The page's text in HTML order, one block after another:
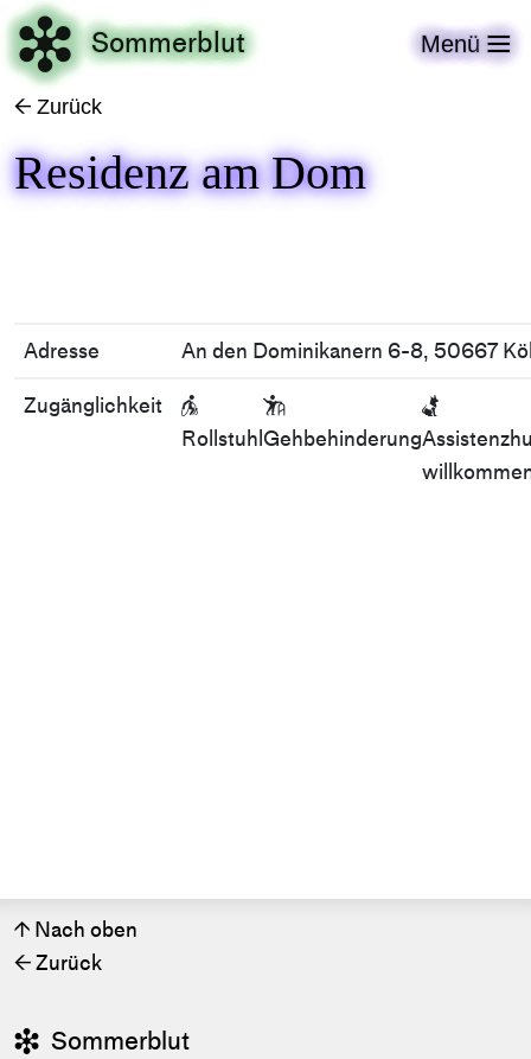
 Sommerblut Menü 
← Zurück
Residenz am Dom
Adresse An den Dominikanern 6-8, 50667
Zugänglichkeit 
Rollstuhl

Gehbehinderung

↑ Nach oben
← Zurück
 Sommerblut